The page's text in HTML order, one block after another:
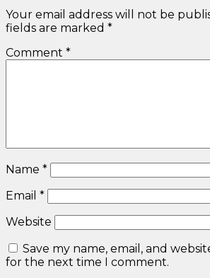
Your email address will not be
fields are marked *
Comment *
Name *
Email *
Website
Save my name, email, and
for the next time I comment.